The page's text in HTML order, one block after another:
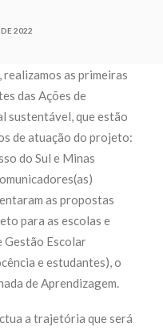
2022
as primeiras
das Ações de
sustentável, que estão
de atuação do projeto:
do Sul e Minas
as propostas
para as escolas e
Gestão Escolar
e estudantes), o
de Aprendizagem.
a trajetória que será